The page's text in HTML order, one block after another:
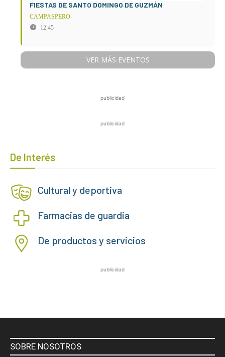
FIESTAS DE SANTO DOMINGO DE GUZMÁN
CAMPASPERO
12:45
VER MÁS EVENTOS
publicidad
publicidad
De Interés
Cultural y deportiva
Farmacias de guardia
De productos y servicios
publicidad
SOBRE NOSOTROS